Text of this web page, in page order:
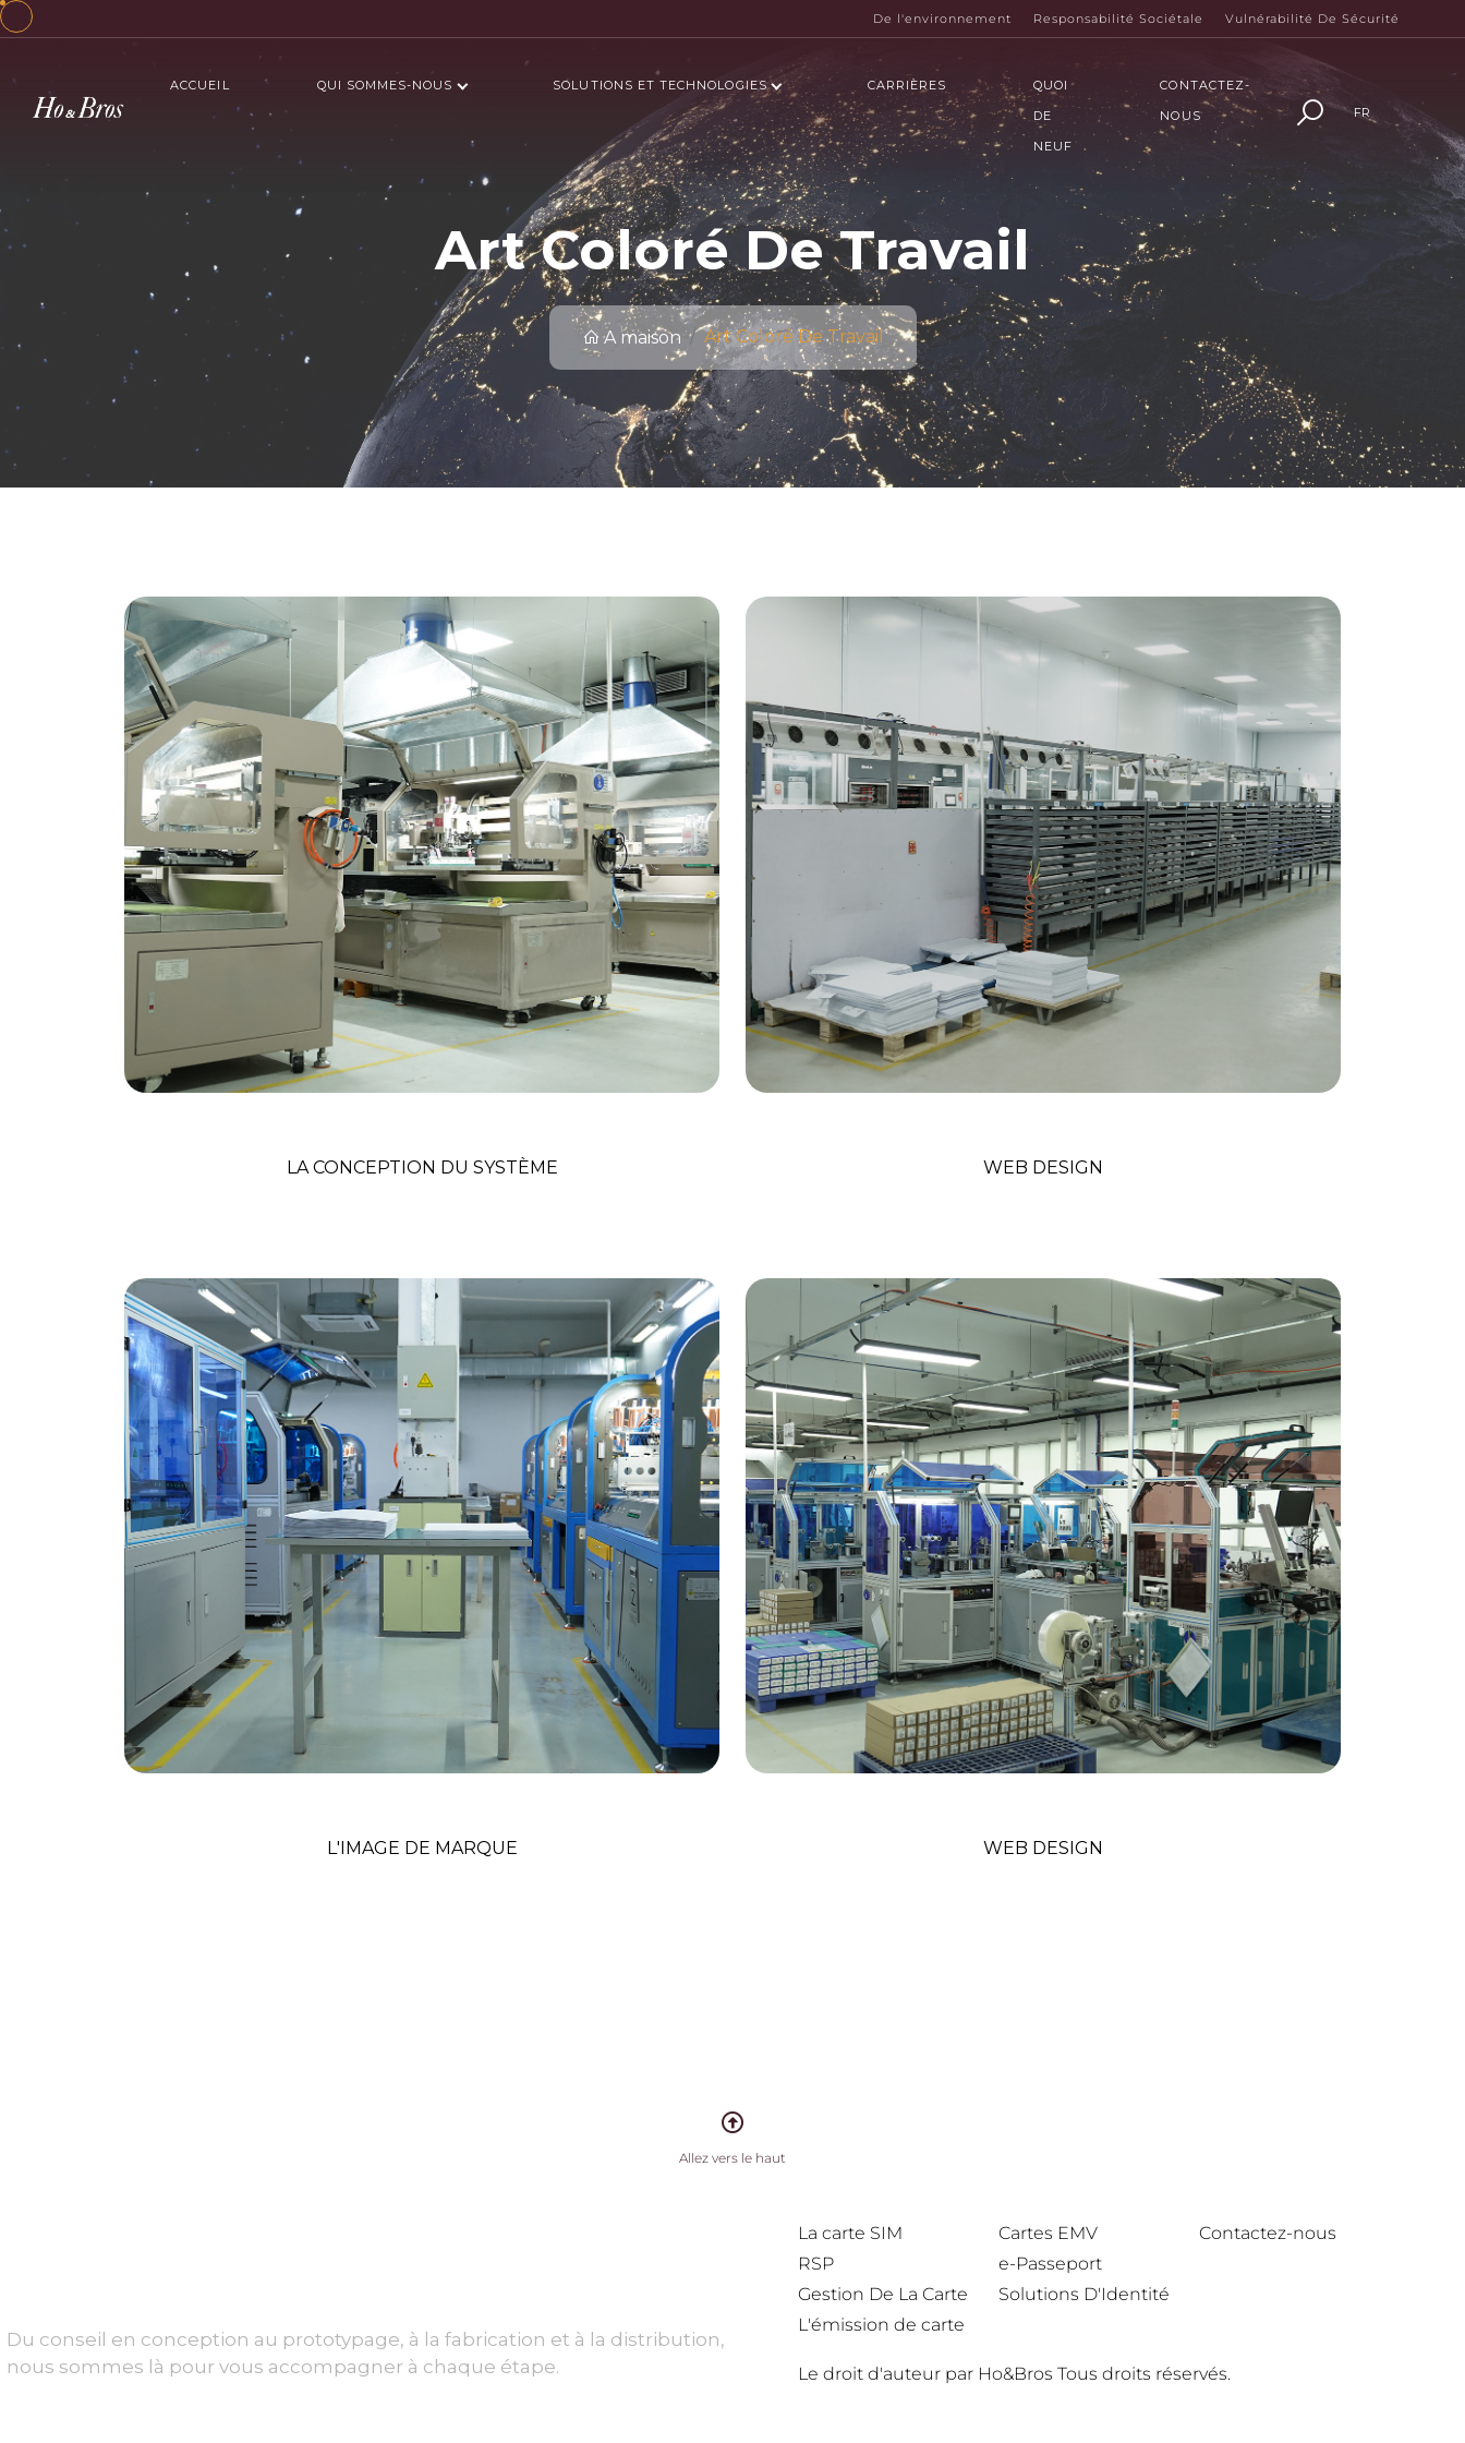
De l'environnement Responsabilité Sociétale Vulnérabilité De Sécurité
ACCUEIL QUI SOMMES-NOUS SOLUTIONS ET TECHNOLOGIES CARRIÈRES
QUOI
DE
NEUF
CONTACTEZ-
NOUS
FR
Art Coloré De Travail
A maison Art Coloré De Travail
LA CONCEPTION DU SYSTÈME WEB DESIGN
L'IMAGE DE MARQUE WEB DESIGN
Allez vers le haut
Du conseil en conception au prototypage, à la fabrication et à la distribution,
nous sommes là pour vous accompagner à chaque étape.
La carte SIM
RSP
Gestion De La Carte
L'émission de carte
Cartes EMV
e-Passeport
Solutions D'Identité
Contactez-nous
Le droit d'auteur par Ho&Bros Tous droits réservés.